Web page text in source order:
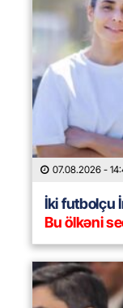
07.08.2026 -
İki futbolçu
Bu ölkəni